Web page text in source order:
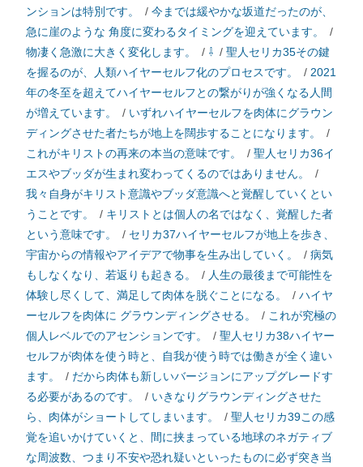
ンションは特別です。
/ 今までは緩やかな坂道だったのが、
急に崖のような 角度に変わるタイミングを迎えています。
/
物凄く急激に大きく変化します。
/ ⇩ / 聖人セリカ35その鍵
を握るのが、人類ハイヤーセルフ化のプロセスです。
/ 2021
年の冬至を超えてハイヤーセルフとの繋がりが強くなる人間
が増えています。
/ いずれハイヤーセルフを肉体にグラウン
ディングさせた者たちが地上を闊歩することになります。
/
これがキリストの再来の本当の意味です。
/ 聖人セリカ36イ
エスやブッダが生まれ変わってくるのではありません。
/
我々自身がキリスト意識やブッダ意識へと覚醒していくとい
うことです。
/ キリストとは個人の名ではなく、覚醒した者
という意味です。
/ セリカ37ハイヤーセルフが地上を歩き、
宇宙からの情報やアイデアで物事を生み出していく。
/ 病気
もしなくなり、若返りも起きる。
/ 人生の最後まで可能性を
体験し尽くして、満足して肉体を脱ぐことになる。
/ ハイヤ
ーセルフを肉体に グラウンディングさせる。
/ これが究極の
個人レベルでのアセンションです。
/ 聖人セリカ38ハイヤー
セルフが肉体を使う時と、自我が使う時では働きが全く違い
ます。
/ だから肉体も新しいバージョンにアップグレードす
る必要があるのです。
/ いきなりグラウンディングさせた
ら、肉体がショートしてしまいます。
/ 聖人セリカ39この感
覚を追いかけていくと、間に挟まっている地球のネガティブ
な周波数、つまり不安や恐れ疑いといったものに必ず突き当